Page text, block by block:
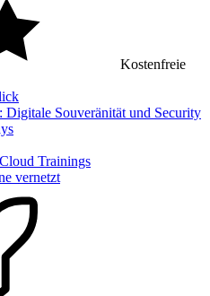
Kostenfreie
Digitale Souveränität und Security
Trainings
vernetzt